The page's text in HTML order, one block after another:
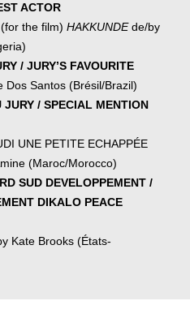
ACTOR
the film) HAKKUNDEde/by
/ JURY’S FAVOURITE
Dos Santos (Brésil/Brazil)
JURY / SPECIAL MENTION
UNE PETITE ECHAPPÉE
(Maroc/Morocco)
SUD DEVELOPPEMENT /
DIKALO PEACE
Kate Brooks (États-